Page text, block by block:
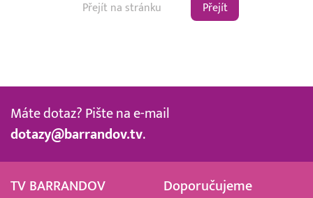
Přejít
Máte dotaz? Pište na e-mail
dotazy@barrandov.tv.
TV BARRANDOV Doporučujeme